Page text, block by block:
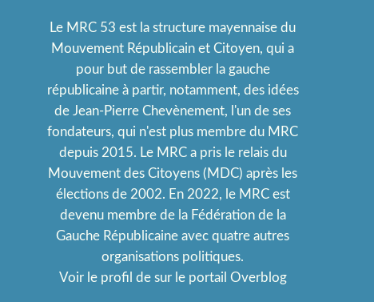
Le MRC 53 est la structure mayennaise du
Mouvement Républicain et Citoyen, qui a
pour but de rassembler la gauche
républicaine à partir, notamment, des idées
de Jean-Pierre Chevènement, l'un de ses
fondateurs, qui n'est plus membre du MRC
depuis 2015. Le MRC a pris le relais du
Mouvement des Citoyens (MDC) après les
élections de 2002. En 2022, le MRC est
devenu membre de la Fédération de la
Gauche Républicaine avec quatre autres
organisations politiques.
Voir le profil de sur le portail Overblog